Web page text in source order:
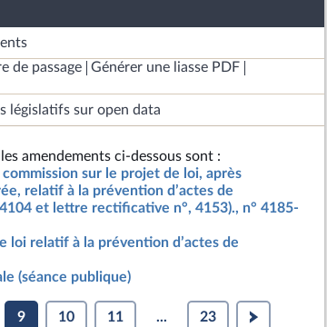
de passage
Générer une liasse PDF
législatifs sur open data
amendements ci-dessous sont :
sur le projet de loi, après
relatif à la prévention d’actes de
et lettre rectificative n°, 4153)., n° 4185-
loi relatif à la prévention d’actes de
(séance publique)
9 10 11 ... 23